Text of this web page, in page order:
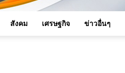
สังคม เศรษฐกิจ ข่าวอื่นๆ